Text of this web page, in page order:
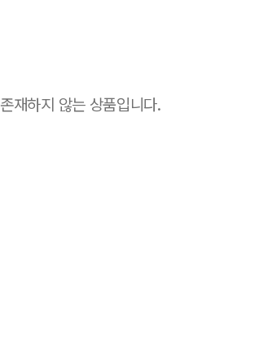
존재하지 않는 상품입니다.